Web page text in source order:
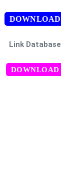
DOWNLOAD
Link Database
DOWNLOAD